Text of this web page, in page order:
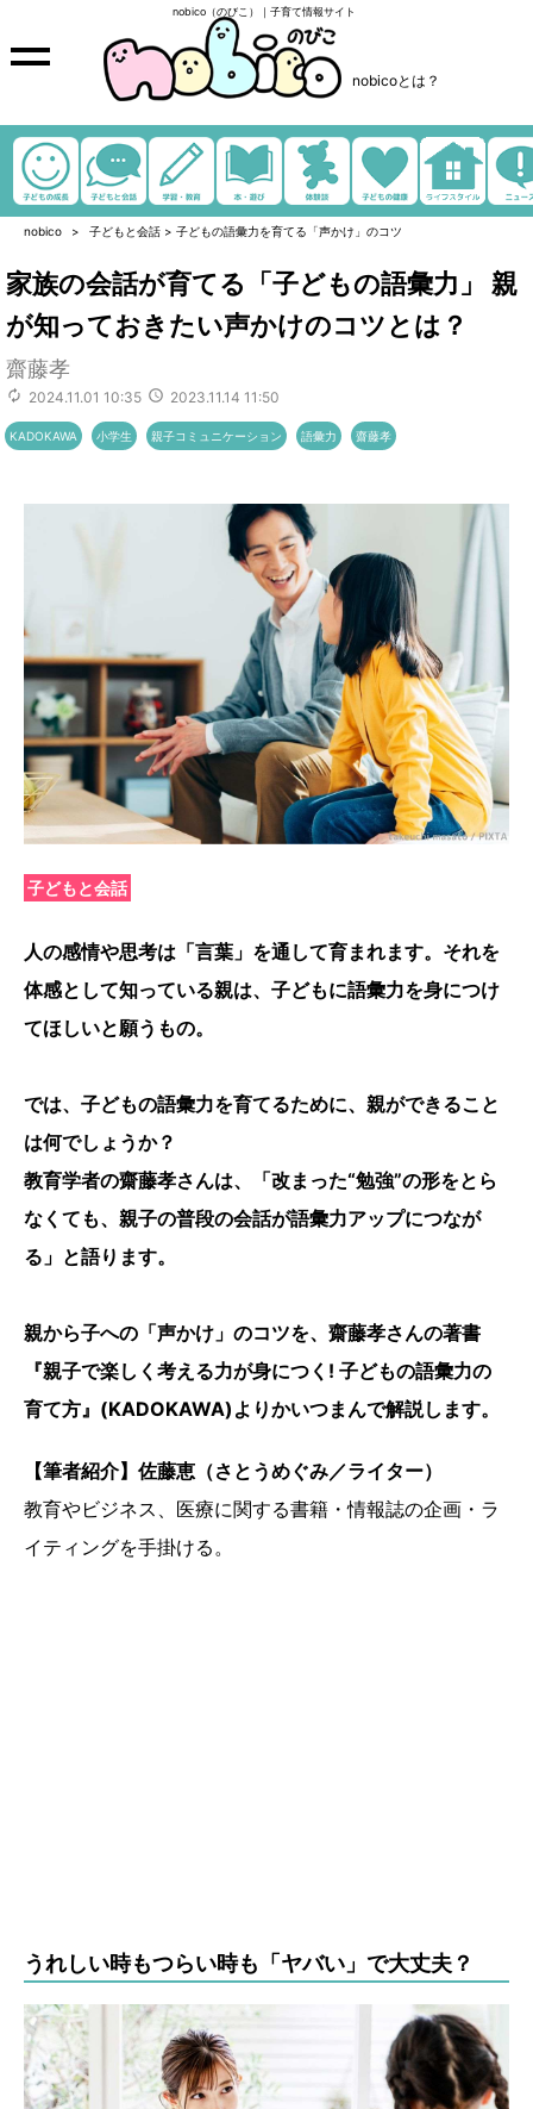
nobico（のびこ）｜子育て情報サイト
nobicoとは？
nobico 子どもと会話 > 子どもの語彙力を育てる「声かけ」のコツ
家族の会話が育てる「子どもの語彙力」 親
が知っておきたい声かけのコツとは？
齋藤孝
2024.11.01 10:35 2023.11.14 11:50
KADOKAWA 小学生 親子コミュニケーション 語彙力 齋藤孝
子どもと会話
人の感情や思考は「言葉」を通して育まれます。それを
体感として知っている親は、子どもに語彙力を身につけ
てほしいと願うもの。
では、子どもの語彙力を育てるために、親ができること
は何でしょうか？
教育学者の齋藤孝さんは、「改まった“勉強”の形をとら
なくても、親子の普段の会話が語彙力アップにつなが
る」と語ります。
親から子への「声かけ」のコツを、齋藤孝さんの著書
『親子で楽しく考える力が身につく! 子どもの語彙力の
育て方』(KADOKAWA)よりかいつまんで解説します。
【筆者紹介】佐藤恵（さとうめぐみ／ライター）
教育やビジネス、医療に関する書籍・情報誌の企画・ラ
イティングを手掛ける。
うれしい時もつらい時も「ヤバい」で大丈夫？